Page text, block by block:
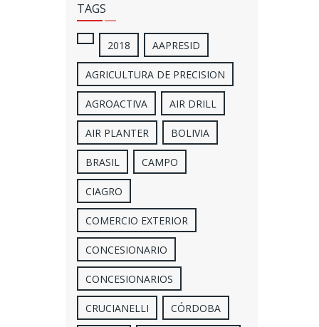
TAGS
2018 AAPRESID
AGRICULTURA DE PRECISION
AGROACTIVA AIR DRILL
AIR PLANTER BOLIVIA
BRASIL CAMPO
CIAGRO
COMERCIO EXTERIOR
CONCESIONARIO
CONCESIONARIOS
CRUCIANELLI CÓRDOBA